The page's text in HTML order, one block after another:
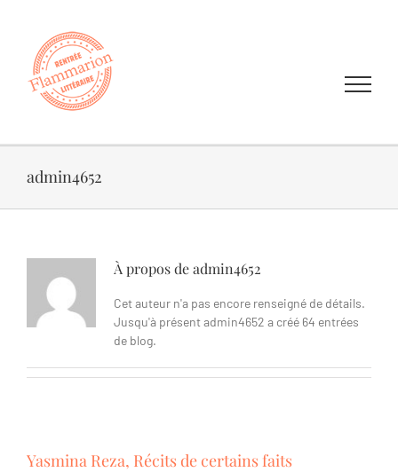
contenu
admin4652
À propos deadmin4652
Cet auteur n'a pas encore renseigné de détails.
Jusqu'à présent admin4652 a créé 64 entrées
de blog.
Yasmina Reza, Récits de certains faits